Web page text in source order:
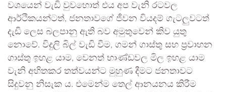
වශයෙන් වැඩි වුවහොත් එය අප වැනි රටවල
ආර්ථිකයන්ටත්, ජනතාවගේ ජීවන වියදම් ගැටලුවටත්
දැඩි ලෙස බලපානු ඇති බව අමුතුවෙන් කිව යුතු
නොවේ. විදුලි බිල් වැඩි වීම, ගමන් ගාස්තු සහ ප්‍රවාහන
ගාස්තු ඉහළ යාම, වෙනත් භාණ්ඩවල මිල ඉහළ යාම
වැනි අහිතකර තත්වයන්ට මුහුණ දීමට ජනතාවට
සිදුවනු නිසැක ය. එමෙන්ම තෙල් ආනයනය කිරීම